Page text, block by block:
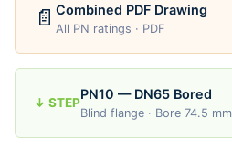
📄 Combined PDF Drawing
All PN ratings · PDF
↓ STEP
PN10 — DN65 Bored
Blind flange · Bore 74.5 mm